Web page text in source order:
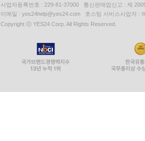
사업자등록번호 : 229-81-37000 통신판매업신고 : 제
이메일 : yes24help@yes24.com 호스팅 서비스사업자 :
Copyright ⓒ YES24 Corp. All Rights Reserved.